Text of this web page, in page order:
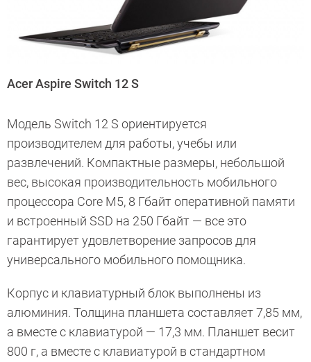
Acer Aspire Switch 12 S
Модель Switch 12 S ориентируется
производителем для работы, учебы или
развлечений. Компактные размеры, небольшой
вес, высокая производительность мобильного
процессора Core M5, 8 Гбайт оперативной памяти
и встроенный SSD на 250 Гбайт — все это
гарантирует удовлетворение запросов для
универсального мобильного помощника.
Корпус и клавиатурный блок выполнены из
алюминия. Толщина планшета составляет 7,85 мм,
а вместе с клавиатурой — 17,3 мм. Планшет весит
800 г, а вместе с клавиатурой в стандартном